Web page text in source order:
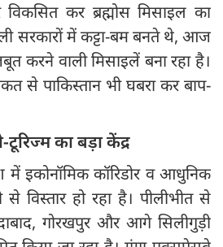
विकसित कर ब्रह्मोस मिसाइल का
सरकारों में कट्टा-बम बनते थे, आज
करने वाली मिसाइलें बना रहा है।
से पाकिस्तान भी घबरा कर बाप-
का बड़ा केंद्र
में इकोनॉमिक कॉरिडोर व आधुनिक
विस्तार हो रहा है। पीलीभीत से
गोरखपुर और आगे सिलीगुड़ी